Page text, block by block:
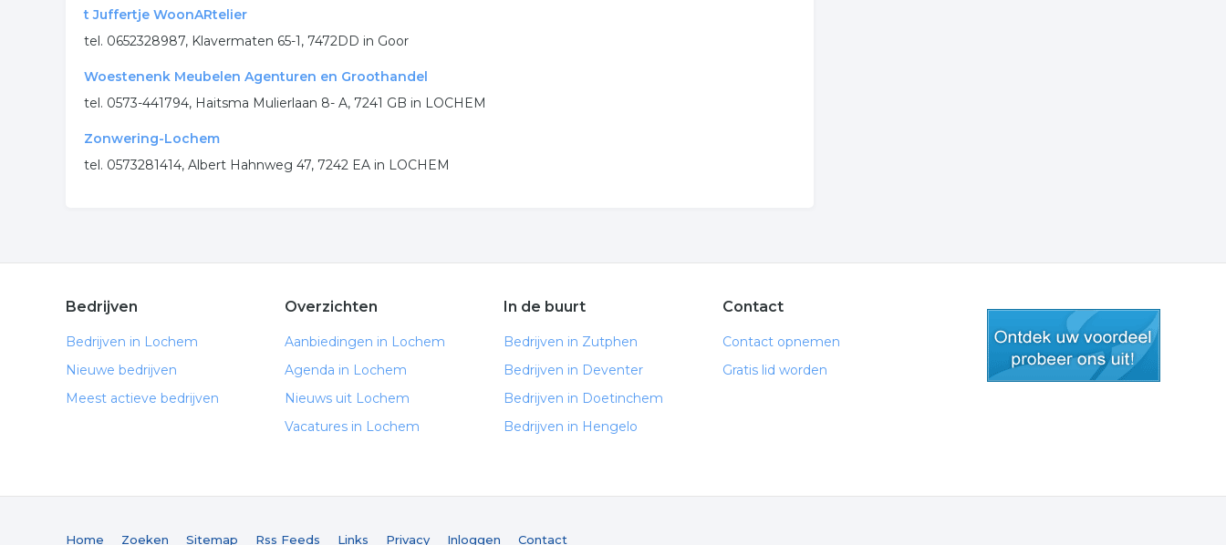
t Juffertje WoonARtelier
tel. 0652328987, Klavermaten 65-1, 7472DD in Goor
Woestenenk Meubelen Agenturen en Groothandel
tel. 0573-441794, Haitsma Mulierlaan 8- A, 7241 GB in LOCHEM
Zonwering-Lochem
tel. 0573281414, Albert Hahnweg 47, 7242 EA in LOCHEM
Bedrijven
Bedrijven in Lochem
Nieuwe bedrijven
Meest actieve bedrijven
Overzichten
Aanbiedingen in Lochem
Agenda in Lochem
Nieuws uit Lochem
Vacatures in Lochem
In de buurt
Bedrijven in Zutphen
Bedrijven in Deventer
Bedrijven in Doetinchem
Bedrijven in Hengelo
Contact
Contact opnemen
Gratis lid worden
Home Zoeken Sitemap Rss Feeds Links Privacy Inloggen Contact